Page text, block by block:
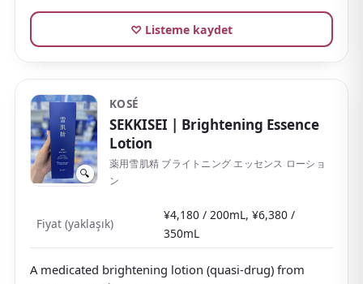
♡ Listeme kaydet
🔍
KOSÉ
SEKKISEI | Brightening Essence
Lotion
薬用雪肌精 ブライトニング エッセンス ローショ
ン
Fiyat (yaklaşık)
¥4,180 / 200mL, ¥6,380 /
350mL
A medicated brightening lotion (quasi-drug) from